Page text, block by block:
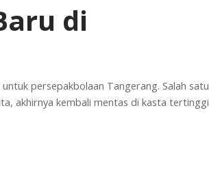
di
persepakbolaan Tangerang. Salah satu
akhirnya kembali mentas di kasta tertinggi